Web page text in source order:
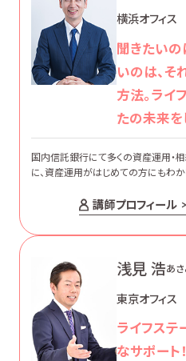
横浜オフィス
聞きたいの
いのは、そ
方法。ライ
たの未来を
国内信託銀行にて多くの資産運用・
に、資産運用がはじめての方にもわか
講師プロフィール
浅見 浩あさ
東京オフィス
ライフステ
なサポート！